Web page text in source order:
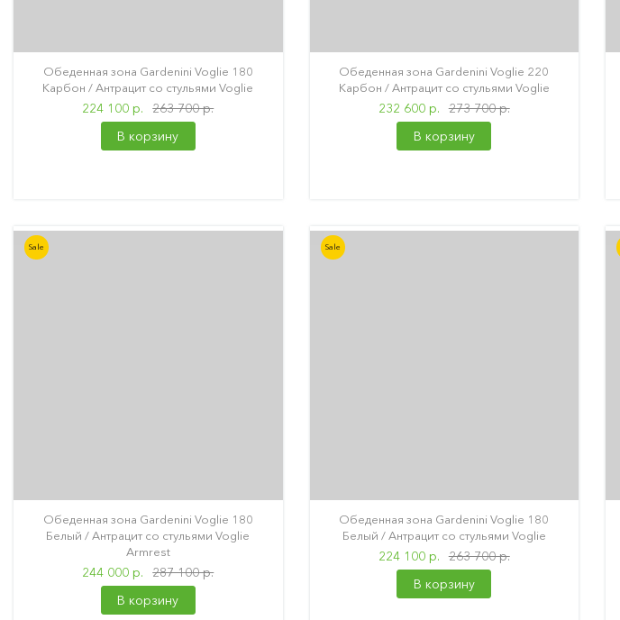
Обеденная зона Gardenini Voglie 180
Карбон / Антрацит со стульями Voglie
224 100 р.
263 700 р.
В корзину
Обеденная зона Gardenini Voglie 220
Карбон / Антрацит со стульями Voglie
232 600 р. 273 700 р.
В корзину
Sale
Обеденная зона Gardenini Voglie 180
Белый / Антрацит со стульями Voglie
Armrest
244 000 р.
287 100 р.
В корзину
Sale
Обеденная зона Gardenini Voglie 180
Белый / Антрацит со стульями Voglie
224 100 р. 263 700 р.
В корзину